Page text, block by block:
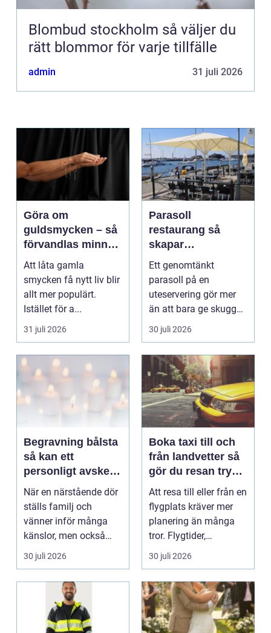
Blombud stockholm så väljer du
rätt blommor för varje tillfälle
admin 31 juli 2026
Göra om
guldsmycken – så
förvandlas minnen
till nya favoriter
Att låta gamla
smycken få nytt liv blir
allt mer populärt.
Istället för a...
31 juli 2026
Parasoll
restaurang så
skapar
uteserveringen rätt
känsla året runt
Ett genomtänkt
parasoll på en
uteservering gör mer
än att bara ge skugga.
Det påverkar hur länge
gäs...
30 juli 2026
Begravning bålsta
så kan ett
personligt avsked
formas
När en närstående dör
ställs familj och
vänner inför många
känslor, men också
praktiska beslut. En b...
30 juli 2026
Boka taxi till och
från landvetter så
gör du resan trygg
och smidig
Att resa till eller från en
flygplats kräver mer
planering än många
tror. Flygtider,
packning, säker...
30 juli 2026